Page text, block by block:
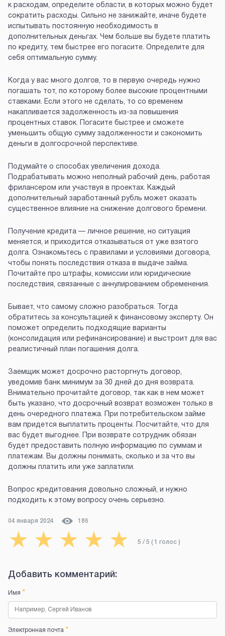
к расходам, определите области, в которых можно будет
сократить расходы. Сильно не занижайте, иначе будете
испытывать постоянную необходимость в
дополнительных деньгах. Чем больше вы будете платить
по кредиту, тем быстрее его погасите. Определите для
себя оптимальную сумму.
Когда у вас много долгов, то в первую очередь нужно
погашать тот, по которому более высокие процентными
ставками. Если этого не сделать, то со временем
накапливается задолженность из-за повышения
процентных ставок. Погасите быстрее и сможете
уменьшить общую сумму задолженности и сэкономить
деньги в долгосрочной перспективе.
Подумайте о способах увеличения дохода.
Подрабатывать можно неполный рабочий день, работая
фрилансером или участвуя в проектах. Каждый
дополнительный заработанный рубль может оказать
существенное влияние на снижение долгового бремени.
Получение кредита — личное решение, но ситуация
меняется, и приходится отказываться от уже взятого
долга. Ознакомьтесь с правилами и условиями договора,
чтобы понять последствия отказа в выдаче займа.
Почитайте про штрафы, комиссии или юридические
последствия, связанные с аннулированием обременения.
Бывает, что самому сложно разобраться. Тогда
обратитесь за консультацией к финансовому эксперту. Он
поможет определить подходящие варианты
(консолидация или рефинансирование) и выстроит для вас
реалистичный план погашения долга.
Заемщик может досрочно расторгнуть договор,
уведомив банк минимум за 30 дней до дня возврата.
Внимательно прочитайте договор, так как в нем может
быть указано, что досрочный возврат возможен только в
день очередного платежа. При потребительском займе
вам придется выплатить проценты. Посчитайте, что для
вас будет выгоднее. При возврате сотрудник обязан
будет предоставить полную информацию по суммам и
платежам. Вы должны понимать, сколько и за что вы
должны платить или уже заплатили.
Вопрос кредитования довольно сложный, и нужно
подходить к этому вопросу очень серьезно.
04 января 2024 186
★ ★ ★ ★ ★ 5 / 5 ( 1 голос )
Добавить комментарий:
Имя *
Электронная почта *